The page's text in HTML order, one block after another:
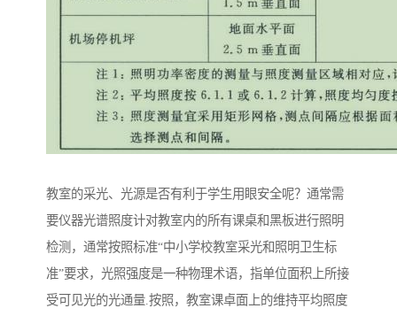
教室的采光、光源是否有利于学生用眼安全呢？通常需
要仪器光谱照度计对教室内的所有课桌和黑板进行照明
检测，通常按照标准“中小学校教室采光和照明卫生标
准”要求，光照强度是一种物理术语，指单位面积上所接
受可见光的光通量.按照，教室课卓面上的维持平均照度